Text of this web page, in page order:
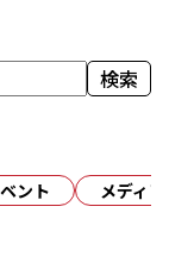
検索
ント メディア